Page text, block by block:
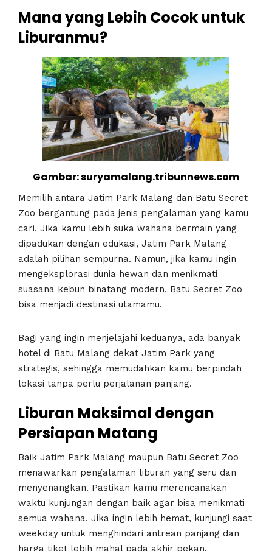
Mana yang Lebih Cocok untuk
Liburanmu?
Gambar: suryamalang.tribunnews.com
Memilih antara Jatim Park Malang dan Batu Secret
Zoo bergantung pada jenis pengalaman yang kamu
cari. Jika kamu lebih suka wahana bermain yang
dipadukan dengan edukasi, Jatim Park Malang
adalah pilihan sempurna. Namun, jika kamu ingin
mengeksplorasi dunia hewan dan menikmati
suasana kebun binatang modern, Batu Secret Zoo
bisa menjadi destinasi utamamu.
Bagi yang ingin menjelajahi keduanya, ada banyak
hotel di Batu Malang dekat Jatim Park yang
strategis, sehingga memudahkan kamu berpindah
lokasi tanpa perlu perjalanan panjang.
Liburan Maksimal dengan
Persiapan Matang
Baik Jatim Park Malang maupun Batu Secret Zoo
menawarkan pengalaman liburan yang seru dan
menyenangkan. Pastikan kamu merencanakan
waktu kunjungan dengan baik agar bisa menikmati
semua wahana. Jika ingin lebih hemat, kunjungi saat
weekday untuk menghindari antrean panjang dan
harga tiket lebih mahal pada akhir pekan.